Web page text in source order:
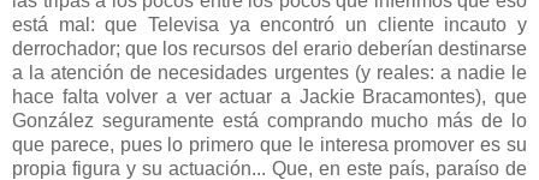
está mal: que Televisa ya encontró un cliente incauto y
derrochador; que los recursos del erario deberían destinarse
a la atención de necesidades urgentes (y reales: a nadie le
hace falta volver a ver actuar a Jackie Bracamontes), que
González seguramente está comprando mucho más de lo
que parece, pues lo primero que le interesa promover es su
propia figura y su actuación... Que, en este país, paraíso de